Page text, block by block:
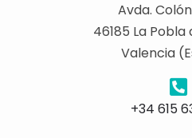
Avda.
46185 La
Valencia
+34 615